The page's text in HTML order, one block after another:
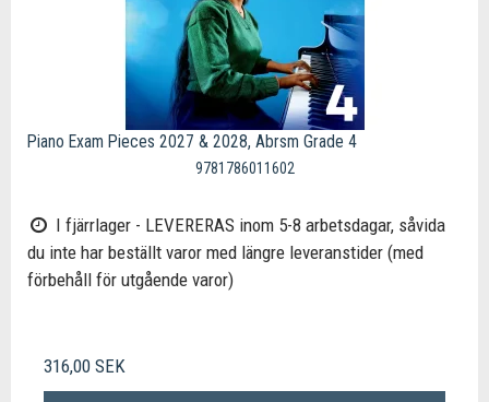
Piano Exam Pieces 2027 & 2028, Abrsm Grade 4
9781786011602
I fjärrlager - LEVERERAS inom 5-8 arbetsdagar, såvida
du inte har beställt varor med längre leveranstider (med
förbehåll för utgående varor)
316,00 SEK